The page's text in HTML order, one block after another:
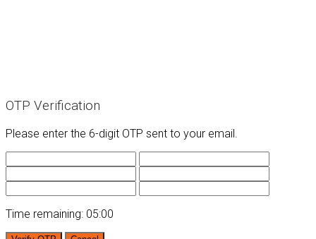
OTP Verification
Please enter the 6-digit OTP sent to your email.
Time remaining: 05:00